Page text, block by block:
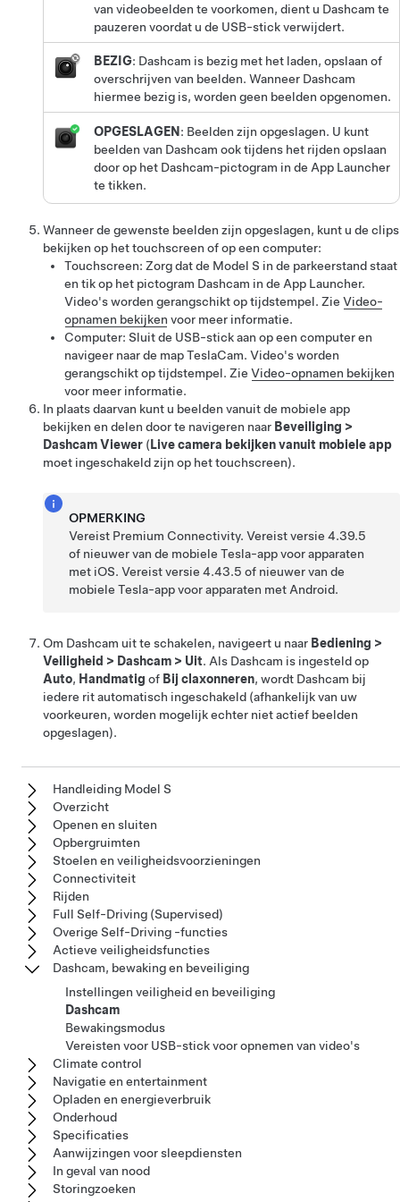
van videobeelden te voorkomen, dient u Dashcam te
pauzeren voordat u de USB-stick verwijdert.
BEZIG: Dashcam is bezig met het laden, opslaan of
overschrijven van beelden. Wanneer Dashcam
hiermee bezig is, worden geen beelden opgenomen.
OPGESLAGEN: Beelden zijn opgeslagen. U kunt
beelden van Dashcam ook tijdens het rijden opslaan
door op het Dashcam-pictogram in de App Launcher
te tikken.
Wanneer de gewenste beelden zijn opgeslagen, kunt u de clips
bekijken op het touchscreen of op een computer:
Touchscreen: Zorg dat de Model S in de parkeerstand staat
en tik op het pictogram Dashcam in de App Launcher.
Video's worden gerangschikt op tijdstempel. Zie Video-
opnamen bekijken voor meer informatie.
Computer: Sluit de USB-stick aan op een computer en
navigeer naar de map TeslaCam. Video's worden
gerangschikt op tijdstempel. Zie Video-opnamen bekijken
voor meer informatie.
In plaats daarvan kunt u beelden vanuit de mobiele app
bekijken en delen door te navigeren naar Beveiliging >
Dashcam Viewer ( Live camera bekijken vanuit mobiele app
moet ingeschakeld zijn op het touchscreen).
OPMERKING
Vereist Premium Connectivity. Vereist versie 4.39.5
of nieuwer van de mobiele Tesla-app voor apparaten
met iOS. Vereist versie 4.43.5 of nieuwer van de
mobiele Tesla-app voor apparaten met Android.
Om Dashcam uit te schakelen, navigeert u naar Bediening >
Veiligheid > Dashcam > Uit. Als Dashcam is ingesteld op
Auto, Handmatig of Bij claxonneren, wordt Dashcam bij
iedere rit automatisch ingeschakeld (afhankelijk van uw
voorkeuren, worden mogelijk echter niet actief beelden
opgeslagen).
Handleiding Model S
Overzicht
Openen en sluiten
Opbergruimten
Stoelen en veiligheidsvoorzieningen
Connectiviteit
Rijden
Full Self-Driving (Supervised)
Overige Self-Driving -functies
Actieve veiligheidsfuncties
Dashcam, bewaking en beveiliging
Instellingen veiligheid en beveiliging
Dashcam
Bewakingsmodus
Vereisten voor USB-stick voor opnemen van video's
Climate control
Navigatie en entertainment
Opladen en energieverbruik
Onderhoud
Specificaties
Aanwijzingen voor sleepdiensten
In geval van nood
Storingzoeken